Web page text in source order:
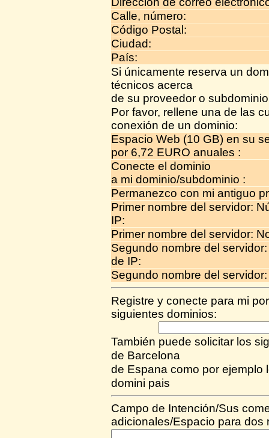
Calle, número:
Código Postal:
Ciudad:
País:
Si únicamente reserva un
técnicos acerca
de su proveedor o
Por favor, rellene una de las
conexión de un dominio:
Espacio Web (10 GB) en su
por 6,72 EURO anuales :
Conecte el dominio
a mi dominio/subdominio :
Permanezco con mi antiguo
Primer nombre del servidor:
IP:
Primer nombre del servidor:
Segundo nombre del
de IP:
Segundo nombre del
Registre y conecte para mi
siguientes dominios:
También puede solicitar los
de Barcelona
de Espana como por ejemplo
domini pais
Campo de Intención/Sus
adicionales/Espacio para dos